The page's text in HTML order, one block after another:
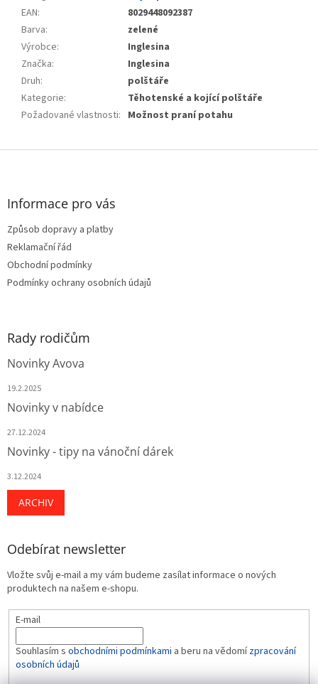
EAN:
8029448092387
Barva:
zelené
Výrobce:
Inglesina
Značka:
Inglesina
Druh:
polštáře
Kategorie:
Těhotenské a kojící polštáře
Požadované vlastnosti: Možnost praní potahu
Z
Informace pro vás
Způsob dopravy a platby
Reklamační řád
Obchodní podmínky
Podmínky ochrany osobních údajů
Rady rodičům
Novinky Avova
19.2.2025
Novinky v nabídce
27.12.2024
Novinky - tipy na vánoční dárek
3.12.2024
ARCHIV
Odebírat newsletter
Vložte svůj e-mail a my vám budeme zasílat informace o nových
produktech na našem e-shopu.
E-mail
Souhlasím s obchodními podmínkami a beru na vědomízpracování
osobních údajů